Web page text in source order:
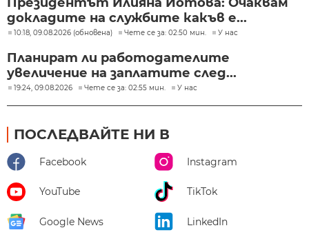
докладите на службите какъв е...
10:18, 09.08.2026 (обновена) Чете се за: 02:50 мин. У нас
Планират ли работодателите
увеличение на заплатите след...
19:24, 09.08.2026 Чете се за: 02:55 мин. У нас
ПОСЛЕДВАЙТЕ НИ В
Facebook Instagram
YouTube TikTok
Google News LinkedIn